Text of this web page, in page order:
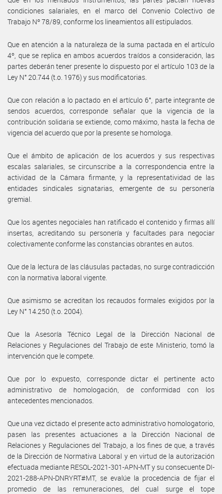
condiciones salariales, en el marco del Convenio Colectivo de
Trabajo Nº 78/89, conforme los lineamientos allí estipulados.
Que en atención a la naturaleza de la suma pactada en el artículo
4º, que se replica en ambos acuerdos traídos a consideración, las
partes deberán tener presente lo dispuesto por el artículo 103 de la
Ley N° 20.744 (t.o. 1976) y sus modificatorias.
Que con relación a lo pactado en el artículo 6°, parte integrante de
sendos acuerdos, corresponde señalar que la vigencia de la
contribución solidaria se extiende, como máximo, hasta la fecha de
vigencia del acuerdo que por la presente se homologa.
Que el ámbito de aplicación de los acuerdos y sus respectivas
escalas salariales, se circunscribe a la correspondencia entre la
actividad de la Cámara firmante, y la representatividad de las
entidades sindicales signatarias, emergente de su personería
gremial.
Que los agentes negociales han ratificado el contenido y firmas allí
insertas, acreditando su personería y facultades para negociar
colectivamente conforme las constancias obrantes en autos.
Que de la lectura de las cláusulas pactadas, no surge contradicción
con la normativa laboral vigente.
Que asimismo se acreditan los recaudos formales exigidos por la
Ley N° 14.250 (t.o. 2004).
Que la Asesoría Técnico Legal de la Dirección Nacional de
Relaciones y Regulaciones del Trabajo de este Ministerio, tomó la
intervención que le compete.
Que por lo expuesto, corresponde dictar el pertinente acto
administrativo de homologación, de conformidad con los
antecedentes mencionados.
Que una vez dictado el presente acto administrativo homologatorio,
pasen las presentes actuaciones a la Dirección Nacional de
Relaciones y Regulaciones del Trabajo, a los fines de que, a través
de la Dirección de Normativa Laboral y en virtud de la autorización
efectuada mediante RESOL-2021-301-APN-MT y su consecuente DI-
2021-288-APN-DNRYRT#MT, se evalúe la procedencia de fijar el
promedio de las remuneraciones, del cual surge el tope